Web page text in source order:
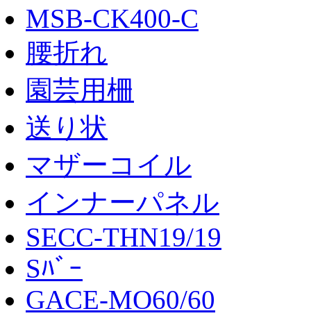
MSB-CK400-C
腰折れ
園芸用柵
送り状
マザーコイル
インナーパネル
SECC-THN19/19
Sﾊﾞｰ
GACE-MO60/60